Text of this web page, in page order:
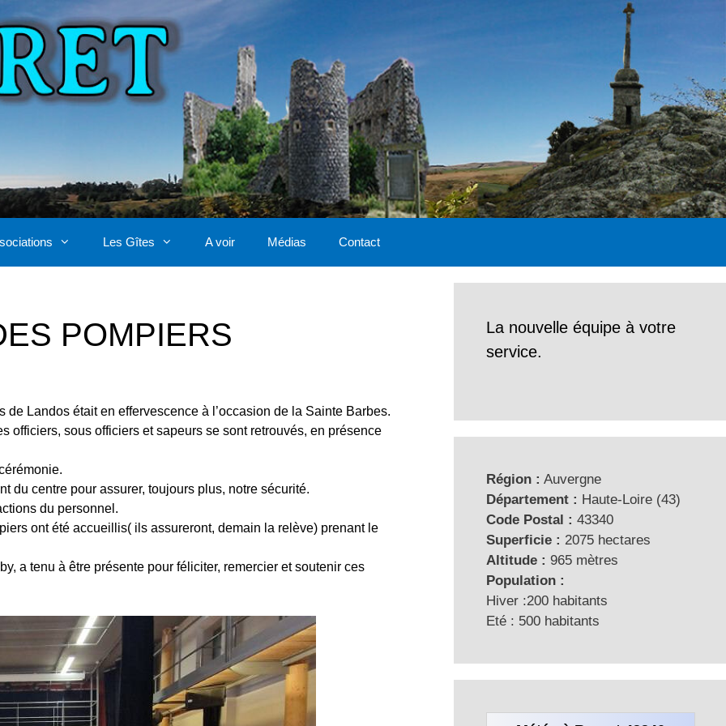
Les Gîtes A voir Médias Contact
POMPIERS
Landos était en effervescence à l’occasion de la Sainte Barbes.
officiers, sous officiers et sapeurs se sont retrouvés, en présence
du centre pour assurer, toujours plus, notre sécurité.
du personnel.
ont été accueillis( ils assureront, demain la relève) prenant le
a tenu à être présente pour féliciter, remercier et soutenir ces
La nouvelle équipe à votre
service.
Région : Auvergne
Département : Haute-Loire (43)
Code Postal : 43340
Superficie : 2075 hectares
Altitude : 965 mètres
Population :
Hiver :200 habitants
Eté : 500 habitants